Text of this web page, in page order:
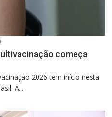
começa
2026 tem início nesta
A...